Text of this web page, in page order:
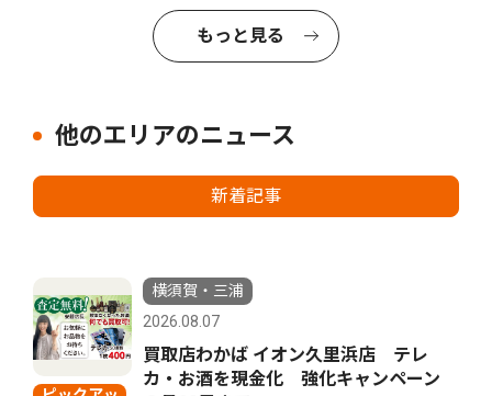
もっと見る
他のエリアのニュース
新着記事
横須賀・三浦
2026.08.07
買取店わかば イオン久里浜店 テレ
カ・お酒を現金化 強化キャンペーン